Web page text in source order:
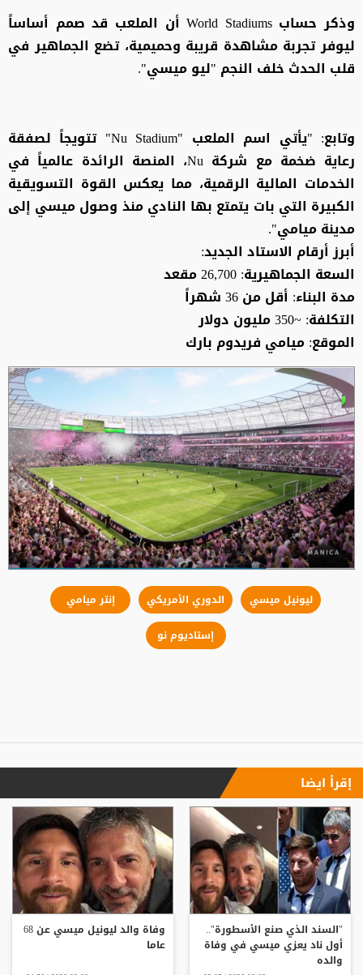
وذكر حساب World Stadiums أن الملعب قد صمم أساساً
ليوفر تجربة مشاهدة قريبة وحميمية، تضع الجماهير في
قلب الحدث خلف النجم "ليو ميسي".
وتابع: "يأتي اسم الملعب "Nu Stadium" تتويجاً لصفقة
رعاية ضخمة مع شركة Nu، المنصة الرائدة عالمياً في
الخدمات المالية الرقمية، مما يعكس القوة التسويقية
الكبيرة التي بات يتمتع بها النادي منذ وصول ميسي إلى
مدينة ميامي".
أبرز أرقام الاستاد الجديد:
السعة الجماهيرية: 26,700 مقعد
مدة البناء: أقل من 36 شهراً
التكلفة: ~350 مليون دولار
الموقع: ميامي فريدوم بارك
ليونيل ميسي الدوري الأمريكي
إنتر ميامي
إستاديوم نو
إقرأ ايضا
"السند الذي صنع الأسطورة"..
أول ناد يعزي ميسي في وفاة
والده
وفاة والد ليونيل ميسي عن 68
عاما